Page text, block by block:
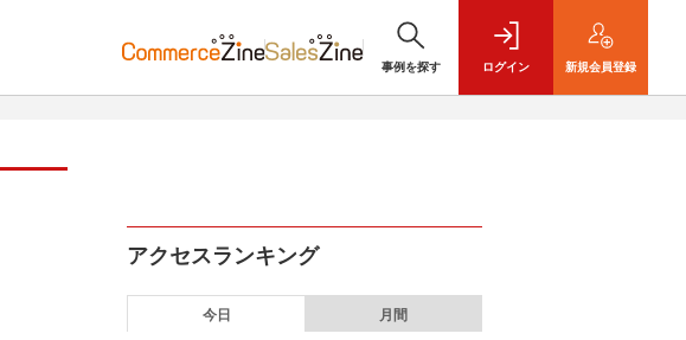
事例を探す ログイン 新規会員登録
アクセスランキング
今日 月間